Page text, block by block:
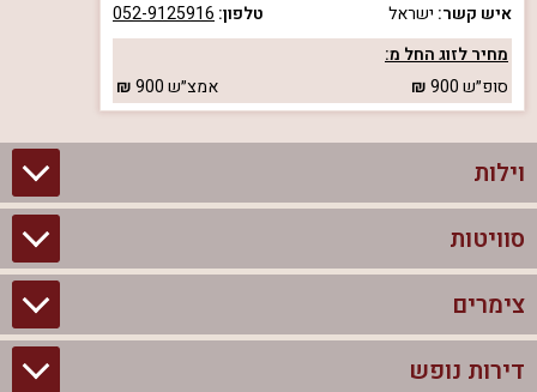
איש קשר: ישראל טלפון: 052-9125916
מחיר לזוג החל מ:
סופ״ש900 אמצ״ש900
וילות
וילות בצפון
וילות להשכרה
סוויטות
סוויטות בצפון
צימרים לזוגות עם בריכה פרטית
צימרים
צימרים בצפון
דירות נופש